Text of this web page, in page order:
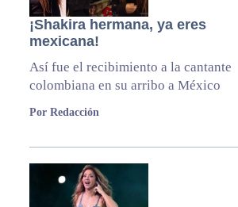
¡Shakira hermana, ya eres
mexicana!
Así fue el recibimiento a la cantante
colombiana en su arribo a México
Por Redacción